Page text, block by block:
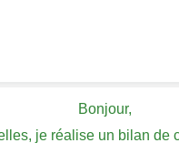
Bonjour,
je réalise un bilan de